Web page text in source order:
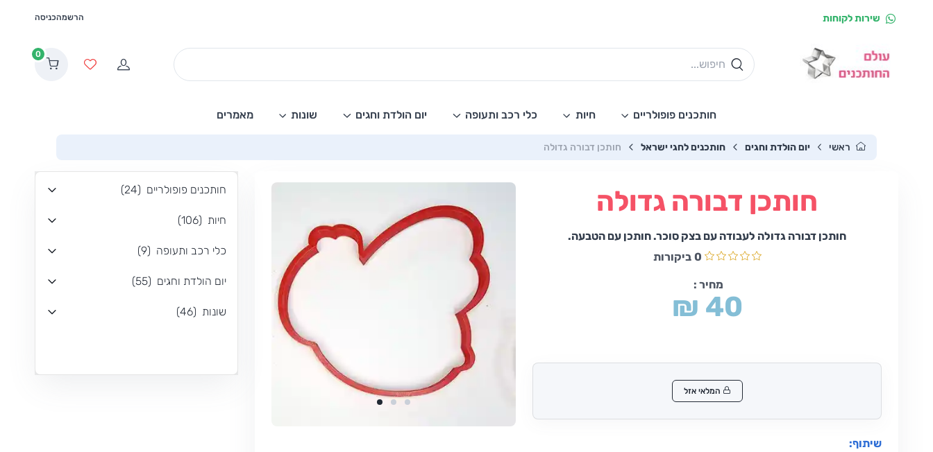
שירות לקוחות הרשמהכניסה
הרשמהמועדפים
0
חותכנים פופולריים חיות כלי רכב ותעופה יום הולדת וחגים שונות מאמרים
ראשי יום הולדת וחגים חותכנים לחגי ישראל חותכן דבורה גדולה
חותכן דבורה גדולה
חותכן דבורה גדולה לעבודה עם בצק סוכר. חותכן עם הטבעה.
0 ביקורות
מחיר :
₪ 40
המלאי אזל
שיתוף:
חותכנים פופולריים (
24
)
חיות (
106
)
כלי רכב ותעופה (
9
)
יום הולדת וחגים (
55
)
שונות (
46
)